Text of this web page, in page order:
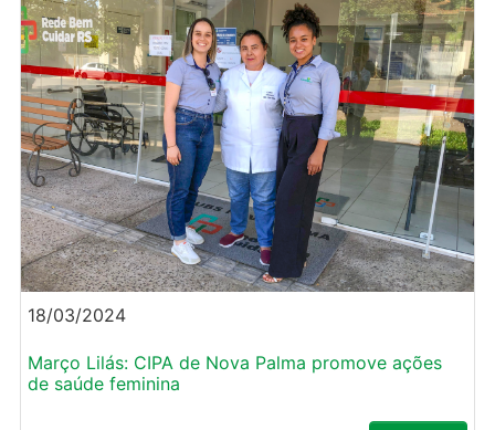
18/03/2024
Março Lilás: CIPA de Nova Palma promove ações
de saúde feminina